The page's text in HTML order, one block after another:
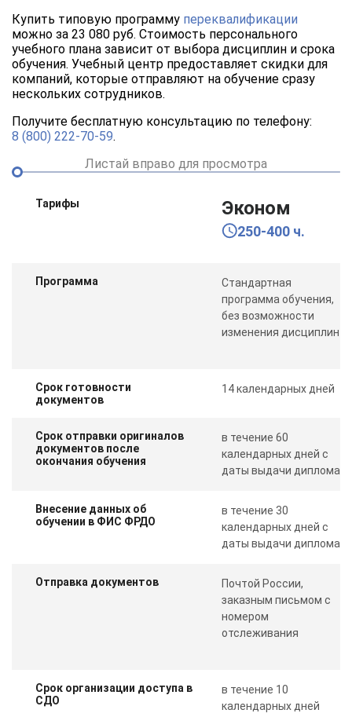
Купить типовую программу переквалификации
можно за 23 080 руб. Стоимость персонального
учебного плана зависит от выбора дисциплин и срока
обучения. Учебный центр предоставляет скидки для
компаний, которые отправляют на обучение сразу
нескольких сотрудников.
Получите бесплатную консультацию по телефону:
8 (800) 222-70-59.
Листай вправо для просмотра
Тарифы Эконом
250-400 ч.
Программа
Стандартная
программа обучения,
без возможности
изменения дисциплин
Срок готовности
документов
14 календарных дней
Срок отправки оригиналов
документов после
окончания обучения
в течение 60
календарных дней с
даты выдачи диплома
Внесение данных об
обучении в ФИС ФРДО
в течение 30
календарных дней с
даты выдачи диплома
Отправка документов
Почтой России,
заказным письмом с
номером
отслеживания
Срок организации доступа в
СДО
в течение 10
календарных дней